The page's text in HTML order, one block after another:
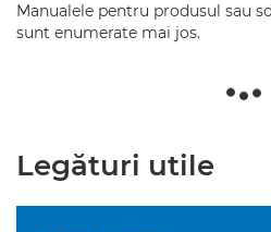
Manualele pentru produsul sau
sunt enumerate mai jos.
Legături utile